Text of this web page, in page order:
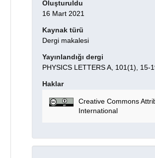
Oluşturuldu
16 Mart 2021
Kaynak türü
Dergi makalesi
Yayınlandığı dergi
PHYSICS LETTERS A, 101(1), 15-
Haklar
Creative Commons
International